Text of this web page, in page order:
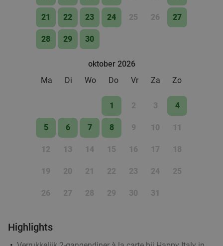
21 22 23 24 25 26 27
28 29 30
oktober 2026
Ma
Di Wo Do Vr Za Zo
1 2 3 4
5 6 7 8 9 10 11
12 13 14 15 16 17 18
19 20 21 22 23 24 25
26 27 28 29 30 31
Highlights